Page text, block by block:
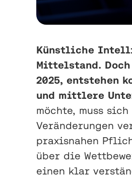
Künstliche
Mittelstand. Doch
2025, entstehen
und mittlere
möchte, muss
Veränderungen
praxisnahen
über die
einen klar